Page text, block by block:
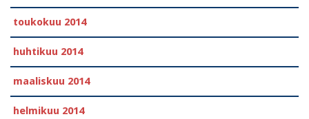
toukokuu 2014
huhtikuu 2014
maaliskuu 2014
helmikuu 2014